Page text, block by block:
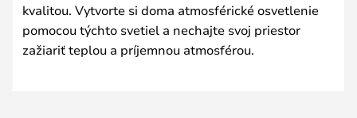
kvalitou. Vytvorte si doma atmosférické osvetlenie
pomocou týchto svetiel a nechajte svoj priestor
zažiariť teplou a príjemnou atmosférou.